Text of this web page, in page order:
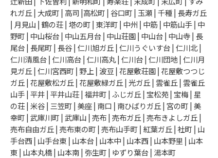
れガ丘 | 大成町 | 高司 |高松町 | 谷口町 | 玉瀬 | 千種 | 長寿ガ丘
| 月見山 | 鶴の荘 | 塔の町 | 東洋町 | 中州 | 中筋 | 中筋山手 | 中
野町 | 中山桜台 | 中山五月台 | 中山荘園 | 中山台 | 中山寺 | 長
尾台 | 長尾町 | 長谷 | 仁川旭ガ丘 | 仁川うぐいす台 | 仁川北 |
仁川清風台 | 仁川高台 | 仁川高丸 | 仁川台 | 仁川団地 | 仁川月
見ガ丘 | 仁川宮西町 | 野上 | 波豆 | 花屋敷荘園 | 花屋敷つつじ
ガ丘 | 花屋敷松ガ丘 | 花屋敷緑ガ丘 | 光ガ丘 | 雲雀丘 | 雲雀丘
山手 | 平井 | 平井山荘 | 福井町 | ふじガ丘 | 宝松苑 | 宝梅 | 星
の荘 | 米谷 | 三笠町 | 美座 | 南口 | 南ひばりガ丘 | 宮の町 | 美
幸町 | 武庫川町 | 武庫山 | 売布 | 売布ガ丘 | 売布きよしガ丘 |
売布自由ガ丘 | 売布東の町 | 売布山手町 | 紅葉ガ丘 | 社町 | 山
手台西 | 山手台東 | 山本台 | 山本中 | 山本西 | 山本野里 | 山本
東 | 山本丸橋 | 山本南 | 弥生町 | ゆずり葉台 | 湯本町